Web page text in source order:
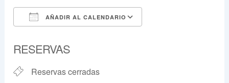
AÑADIR AL CALENDARIO
RESERVAS
Reservas cerradas